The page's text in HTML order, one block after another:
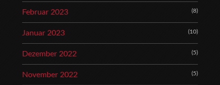
Februar 2023 (8)
Januar 2023 (10)
Dezember 2022 (5)
November 2022 (5)